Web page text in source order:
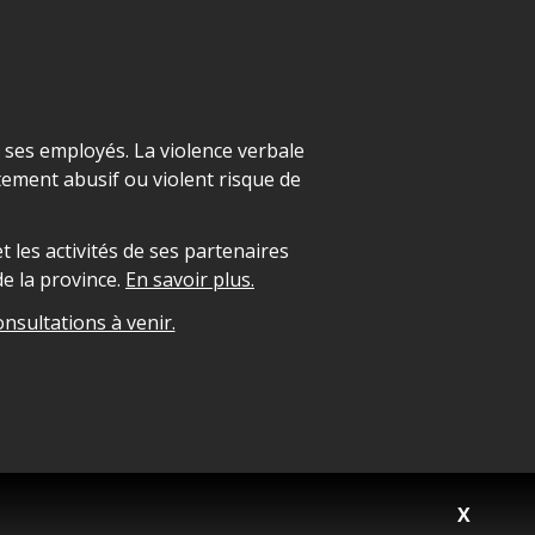
X
employés. La violence verbale
abusif ou violent risque de
les activités de ses partenaires
la province. En savoir plus.
à venir.